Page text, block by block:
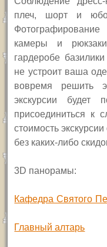
плеч, шорт и
камеры и
гардеробе
не устроит ваша
вовремя решить
экскурсии
присоединиться к
стоимость
без каких-либо
3D панорамы:
Кафедра Святого
Главный алтарь